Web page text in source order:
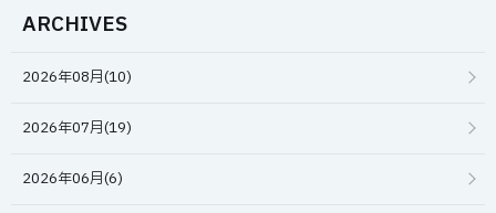
ARCHIVES
2026年08月(10)
2026年07月(19)
2026年06月(6)